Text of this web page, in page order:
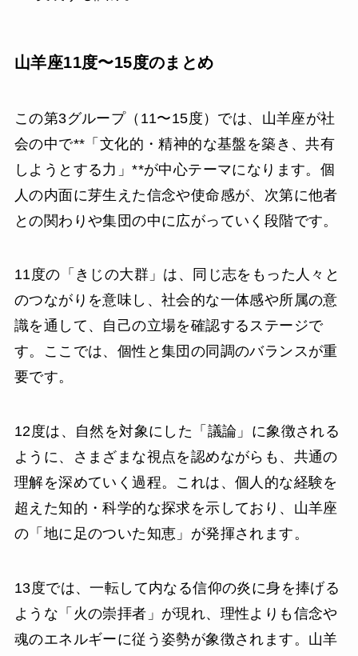
山羊座11度〜15度のまとめ
この第3グループ（11〜15度）では、山羊座が社
会の中で**「文化的・精神的な基盤を築き、共有
しようとする力」**が中心テーマになります。個
人の内面に芽生えた信念や使命感が、次第に他者
との関わりや集団の中に広がっていく段階です。
11度の「きじの大群」は、同じ志をもった人々と
のつながりを意味し、社会的な一体感や所属の意
識を通して、自己の立場を確認するステージで
す。ここでは、個性と集団の同調のバランスが重
要です。
12度は、自然を対象にした「議論」に象徴される
ように、さまざまな視点を認めながらも、共通の
理解を深めていく過程。これは、個人的な経験を
超えた知的・科学的な探求を示しており、山羊座
の「地に足のついた知恵」が発揮されます。
13度では、一転して内なる信仰の炎に身を捧げる
ような「火の崇拝者」が現れ、理性よりも信念や
魂のエネルギーに従う姿勢が象徴されます。山羊